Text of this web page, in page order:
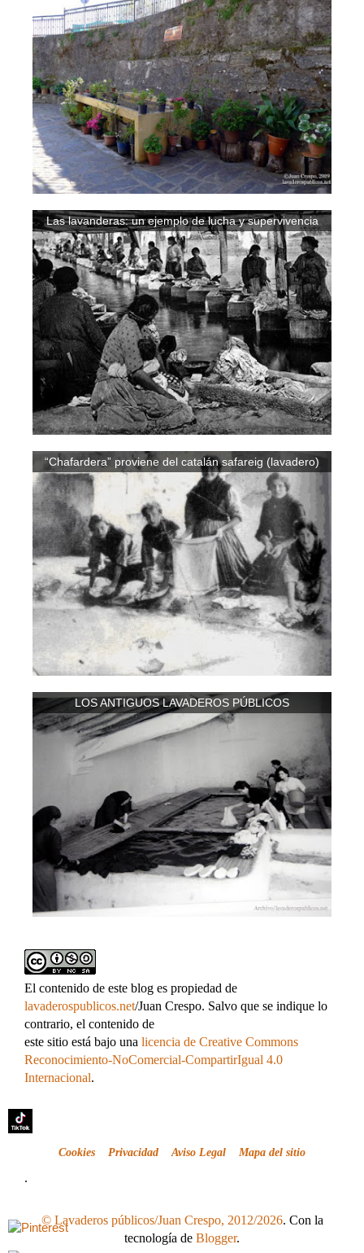
Las lavanderas: un ejemplo de lucha y supervivencia
“Chafardera” proviene del catalán safareig (lavadero)
LOS ANTIGUOS LAVADEROS PÚBLICOS
El contenido de este blog es propiedad de
lavaderospublicos.net/Juan Crespo. Salvo que se indique lo
contrario, el contenido de
este sitio está bajo una licencia de Creative Commons
Reconocimiento-NoComercial-CompartirIgual 4.0
Internacional.
Cookies Privacidad Aviso Legal Mapa del sitio
.
© Lavaderos públicos/Juan Crespo, 2012/2026. Con la
tecnología de Blogger.